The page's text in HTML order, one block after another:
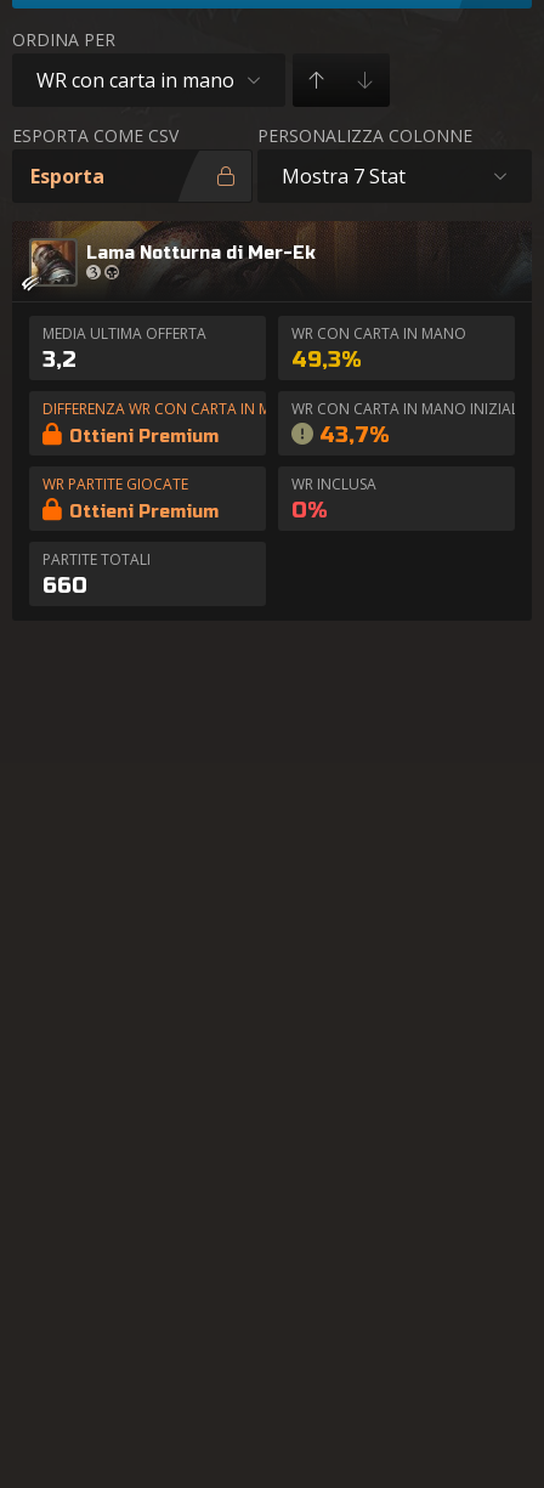
ORDINA PER
WR con carta in mano
ESPORTA COME CSV
Esporta
PERSONALIZZA COLONNE
Mostra 7 Stat
Lama Notturna di Mer-Ek
MEDIA ULTIMA OFFERTA
3,2
WR CON CARTA IN MANO
49,3%
DIFFERENZA WR CON CARTA IN MANO
Ottieni Premium
WR CON CARTA IN MANO INIZIALE
43,7%
WR PARTITE GIOCATE
Ottieni Premium
WR INCLUSA
0%
PARTITE TOTALI
660